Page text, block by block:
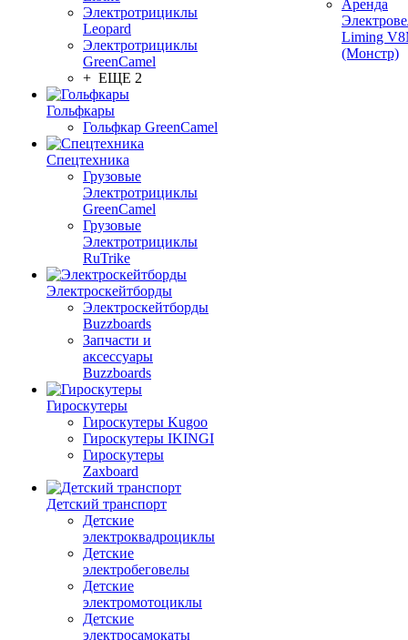
Электротрициклы
Leopard
Электротрициклы
GreenCamel
+ ЕЩЕ 2
Гольфкары
Гольфкар GreenCamel
Спецтехника
Грузовые
Электротрициклы
GreenCamel
Грузовые
Электротрициклы
RuTrike
Электроскейтборды
Электроскейтборды
Buzzboards
Запчасти и
аксессуары
Buzzboards
Гироскутеры
Гироскутеры Kugoo
Гироскутеры IKINGI
Гироскутеры
Zaxboard
Детский транспорт
Детские
электроквадроциклы
Детские
электробеговелы
Детские
электромотоциклы
Детские
электросамокаты
Аренда
Liming
(Монстр)